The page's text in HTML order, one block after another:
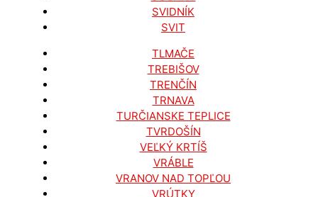
SVIDNÍK
SVIT
TLMAČE
TREBIŠOV
TRENČÍN
TRNAVA
TURČIANSKE TEPLICE
TVRDOŠÍN
VEĽKÝ KRTÍŠ
VRÁBLE
VRANOV NAD TOPĽOU
VRÚTKY